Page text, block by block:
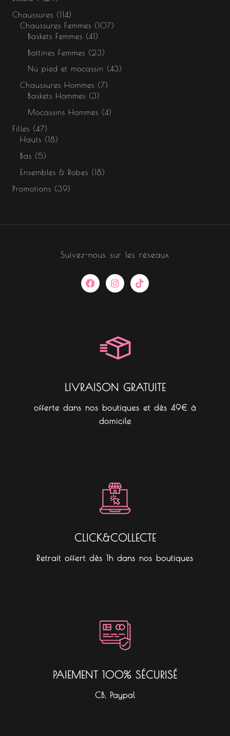
Chaussures
114
Chaussures Femmes
107
Baskets Femmes
41
Bottines Femmes
23
Nu pied et mocassin
43
Chaussures Hommes
7
Baskets Hommes
3
Mocassins Hommes
4
Filles
47
Hauts
18
Bas
5
Ensembles & Robes
18
Promotions
39
Suivez-nous sur les réseaux
F
a
c
I
n
s
a
m
T
i
k
LIVRAISON GRATUITE
offerte dans nos boutiques et dès 49€ à
domicile
CLICK&COLLECTE
Retrait offert dès 1h dans nos boutiques
PAIEMENT 100% SÉCURISÉ
CB, Paypal